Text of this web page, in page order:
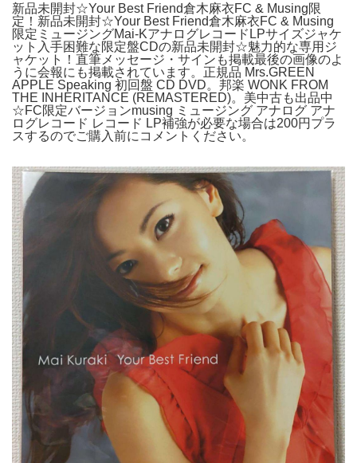
新品未開封☆Your Best Friend倉木麻衣FC & Musing限
定！新品未開封☆Your Best Friend倉木麻衣FC & Musing
限定ミュージングMai-KアナログレコードLPサイズジャケ
ット入手困難な限定盤CDの新品未開封☆魅力的な専用ジ
ャケット！直筆メッセージ・サインも掲載最後の画像のよ
うに会報にも掲載されています。正規品 Mrs.GREEN
APPLE Speaking 初回盤 CD DVD。邦楽 WONK FROM
THE INHERITANCE (REMASTERED)。美中古も出品中
☆FC限定バージョンmusing ミュージング アナログ アナ
ログレコード レコード LP補強が必要な場合は200円プラ
スするのでご購入前にコメントください。